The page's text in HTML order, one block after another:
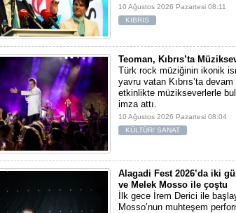
10 Ağustos 2026 Pazartesi 08:11
KIBRIS
Teoman, Kıbrıs’ta
Türk rock müziğinin ikonik
yavru vatan Kıbrıs’ta
etkinlikte müzikseverlerle
imza attı.
10 Ağustos 2026 Pazartesi 08:04
KÜLTÜR/ SANAT
Alagadi Fest 2026’da iki
ve Melek Mosso ile çoştu
İlk gece İrem Derici ile
Mosso’nun muhteşem